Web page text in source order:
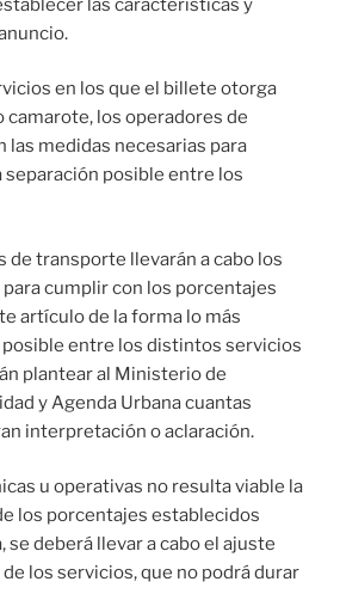
las características y
en los que el billete otorga
camarote, los operadores de
medidas necesarias para
separación posible entre los
transporte llevarán a cabo los
cumplir con los porcentajes
artículo de la forma lo más
entre los distintos servicios
plantear al Ministerio de
y Agenda Urbana cuantas
interpretación o aclaración.
u operativas no resulta viable la
los porcentajes establecidos
se deberá llevar a cabo el ajuste
los servicios, que no podrá durar